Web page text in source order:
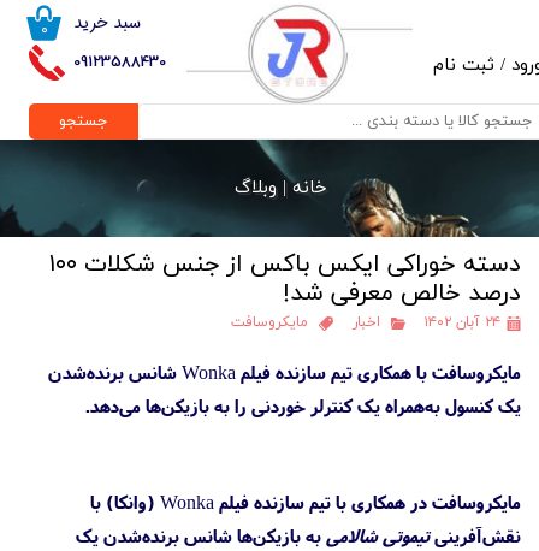
09123588430
۰ سبد خرید
/ ثبت نام
حساب کاربری من
تغییر گذر واژه
خروج از حساب کاربری
جستجو
خانه |وبلاگ
دسته خوراکی ایکس باکس از جنس شکلات ۱۰۰
درصد خالص معرفی شد!
۲۴ آبان ۱۴۰۲ اخبار مایکروسافت
مایکروسافت با همکاری تیم سازنده فیلم Wonka شانس برنده‌شدن
یک کنسول به‌همراه یک کنترلر خوردنی را به بازیکن‌ها می‌دهد.
مایکروسافت در همکاری با تیم سازنده فیلم Wonka (وانکا) با
نقش‌آفرینیتیموتی شالامیبه بازیکن‌ها شانس برنده‌شدن یک